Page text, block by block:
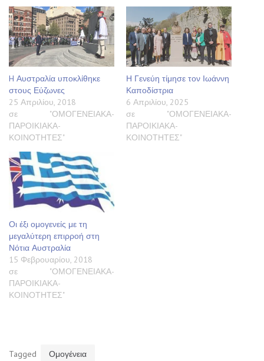
H Αυστραλία υποκλίθηκε
στους Εύζωνες
25 Απριλίου, 2018
σε "ΟΜΟΓΕΝΕΙΑΚΑ-
ΠΑΡΟΙΚΙΑΚΑ-
ΚΟΙΝΟΤΗΤΕΣ"
Η Γενεύη τίμησε τον Ιωάννη
Καποδίστρια
6 Απριλίου, 2025
σε "ΟΜΟΓΕΝΕΙΑΚΑ-
ΠΑΡΟΙΚΙΑΚΑ-
ΚΟΙΝΟΤΗΤΕΣ"
Οι έξι ομογενείς με τη
μεγαλύτερη επιρροή στη
Νότια Αυστραλία
15 Φεβρουαρίου, 2018
σε "ΟΜΟΓΕΝΕΙΑΚΑ-
ΠΑΡΟΙΚΙΑΚΑ-
ΚΟΙΝΟΤΗΤΕΣ"
Tagged Ομογένεια